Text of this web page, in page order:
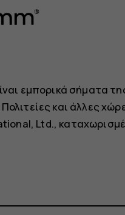
εμπορικά σήματα
και άλλες
Ltd.,